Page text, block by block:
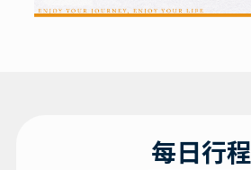
每日行程